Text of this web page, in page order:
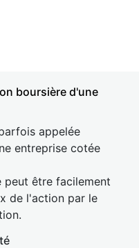
boursière d'une
appelée
entreprise cotée
peut être facilement
de l'action par le